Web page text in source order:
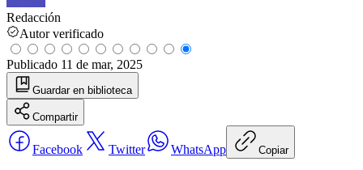
Redacción
Autor verificado
Publicado 11 de mar, 2025
Guardar en biblioteca
Compartir
Facebook Twitter WhatsApp Copiar